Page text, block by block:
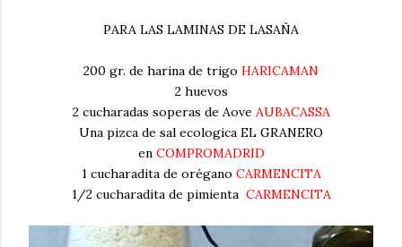
PARA LAS LAMINAS DE LASAÑA
200 gr. de harina de trigo HARICAMAN
2 huevos
2 cucharadas soperas de Aove AUBACASSA
Una pizca de sal ecologica EL GRANERO
en COMPROMADRID
1 cucharadita de orégano CARMENCITA
1/2 cucharadita de pimienta CARMENCITA